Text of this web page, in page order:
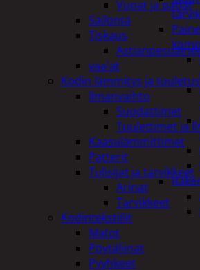
Vuoat ja padat
Säilöntä
Tiskaus
vaa'at
Kodin lämmitys ja tuuletus
Ilmanvaihto
Suodattimet
Tuulettimet ja
Kaasulämmittimet
Patterit
Tulisijat ja tarvikkeet
Arinat
Tarvikkeet
Kodintekstiilit
Matot
Pöytäliinat
Pyyhkeet